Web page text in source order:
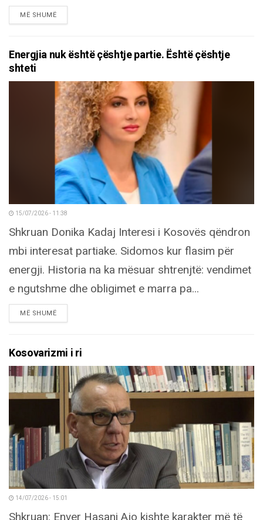
MË SHUMËDETAILS
Energjia nuk është çështje partie. Është çështje
shteti
15/07/2026 - 11:38
Shkruan Donika Kadaj Interesi i Kosovës qëndron
mbi interesat partiake. Sidomos kur flasim për
energji. Historia na ka mësuar shtrenjtë: vendimet
e ngutshme dhe obligimet e marra pa...
MË SHUMËDETAILS
Kosovarizmi i ri
14/07/2026 - 15:01